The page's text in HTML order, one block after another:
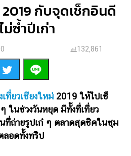
2019 กับจุดเช็กอินดี
ซ้ำปีเก่า
132,861
ที่ยวเชียงใหม่ 2019 ให้ไปเช็
ในช่วงวันหยุด มีทั้งที่เที่ยว
ที่ถ่ายรูปเก๋ ๆ ตลาดสุดชิคในชุม
ลอดทั้งทริป